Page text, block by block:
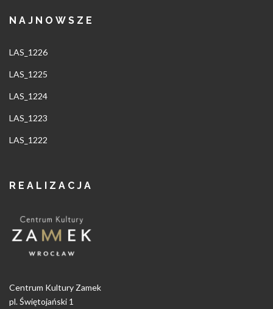
NAJNOWSZE
LAS_1226
LAS_1225
LAS_1224
LAS_1223
LAS_1222
REALIZACJA
Centrum Kultury Zamek
pl. Świętojański 1